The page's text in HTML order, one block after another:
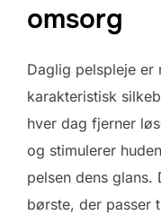
omsorg
Daglig pelspleje er
karakteristisk
hver dag fjerner
og stimulerer
pelsen dens
børste, der passer